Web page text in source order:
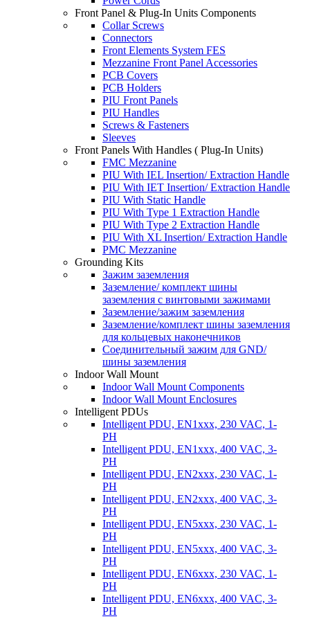
Front Panel & Plug-In Units Components
Collar Screws
Connectors
Front Elements System FES
Mezzanine Front Panel Accessories
PCB Covers
PCB Holders
PIU Front Panels
PIU Handles
Screws & Fasteners
Sleeves
Front Panels With Handles ( Plug-In Units)
FMC Mezzanine
PIU With IEL Insertion/ Extraction Handle
PIU With IET Insertion/ Extraction Handle
PIU With Static Handle
PIU With Type 1 Extraction Handle
PIU With Type 2 Extraction Handle
PIU With XL Insertion/ Extraction Handle
PMC Mezzanine
Grounding Kits
Зажим заземления
Заземление/ комплект шины
заземления с винтовыми зажимами
Заземление/зажим заземления
Заземление/комплект шины заземления
для кольцевых наконечников
Соединительный зажим для GND/
шины заземления
Indoor Wall Mount
Indoor Wall Mount Components
Indoor Wall Mount Enclosures
Intelligent PDUs
Intelligent PDU, EN1xxx, 230 VAC, 1-
PH
Intelligent PDU, EN1xxx, 400 VAC, 3-
PH
Intelligent PDU, EN2xxx, 230 VAC, 1-
PH
Intelligent PDU, EN2xxx, 400 VAC, 3-
PH
Intelligent PDU, EN5xxx, 230 VAC, 1-
PH
Intelligent PDU, EN5xxx, 400 VAC, 3-
PH
Intelligent PDU, EN6xxx, 230 VAC, 1-
PH
Intelligent PDU, EN6xxx, 400 VAC, 3-
PH